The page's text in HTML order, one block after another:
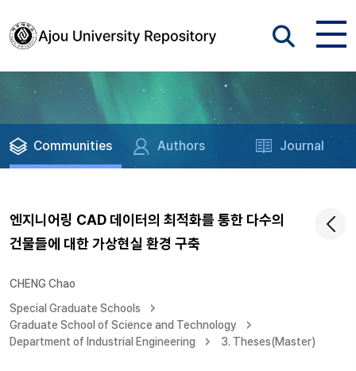
Communities Authors Journal
엔지니어링 CAD 데이터의 최적화를 통한 다수의
건물들에 대한 가상현실 환경 구축
CHENG Chao
Special Graduate Schools
Graduate School of Science and Technology
Department of Industrial Engineering
3. Theses(Master)